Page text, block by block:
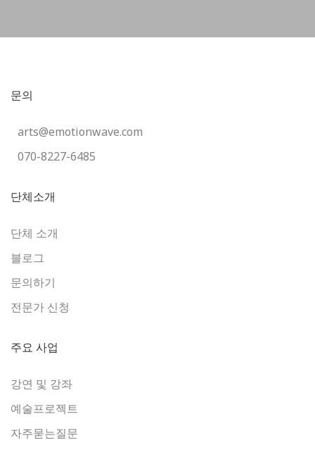
문의
arts@emotionwave.com
070-8227-6485
단체소개
단체 소개
블로그
문의하기
전문가 신청
주요 사업
강연 및 강좌
예술프로젝트
자주묻는질문